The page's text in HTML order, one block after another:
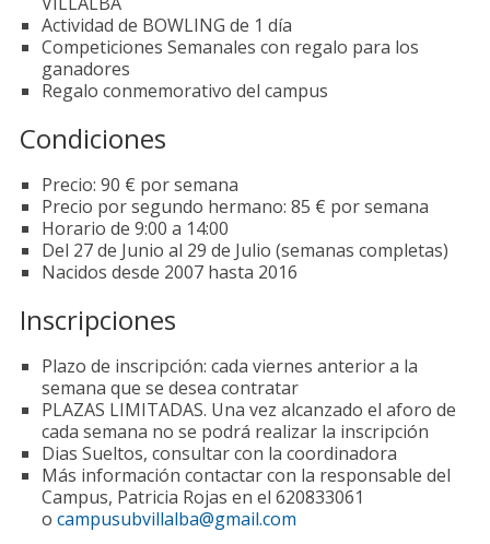
Actividad de BOWLING de 1 día
Competiciones Semanales con regalo para los
ganadores
Regalo conmemorativo del campus
Condiciones
Precio: 90 € por semana
Precio por segundo hermano: 85 € por semana
Horario de 9:00 a 14:00
Del 27 de Junio al 29 de Julio (semanas completas)
Nacidos desde 2007 hasta 2016
Inscripciones
Plazo de inscripción: cada viernes anterior a la
semana que se desea contratar
PLAZAS LIMITADAS. Una vez alcanzado el aforo de
cada semana no se podrá realizar la inscripción
Dias Sueltos, consultar con la coordinadora
Más información contactar con la responsable del
Campus, Patricia Rojas en el 620833061
ocampusubvillalba@gmail.com